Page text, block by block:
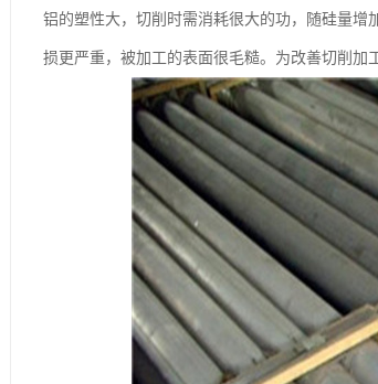
铝的塑性大，切削时需消耗很大的功，随硅量
损更严重，被加工的表面很毛糙。为改善切削加